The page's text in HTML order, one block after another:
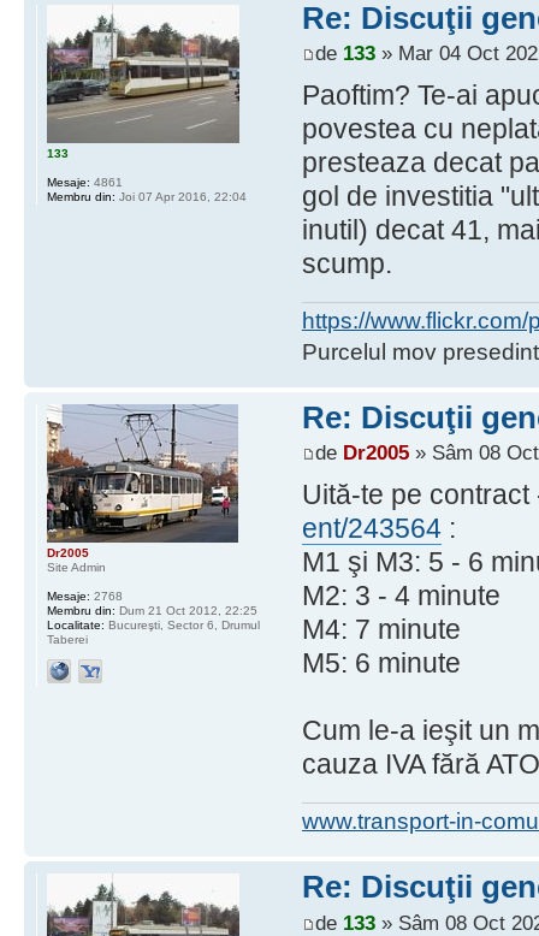
Re: Discuţii
de 133» Mar 04 Oct
Paoftim? Te-ai
povestea cu
presteaza decat
gol de investitia
inutil) decat 41,
scump.
https://
Purcelul mov
133
Mesaje: 4861
Membru din: Joi 07 Apr 2016, 22:04
Re: Discuţii
de Dr2005» Sâm 08
Uită-te pe
ent/243564:
M1 şi M3: 5 - 6
M2: 3 - 4 minute
M4: 7 minute
M5: 6 minute
Cum le-a ieşit un
cauza IVA fără
www.transport-in-
Dr2005
Site Admin
Mesaje: 2768
Membru din: Dum 21 Oct 2012, 22:25
Localitate: Bucureşti, Sector 6, Drumul
Taberei
Re: Discuţii
de 133» Sâm 08 Oct